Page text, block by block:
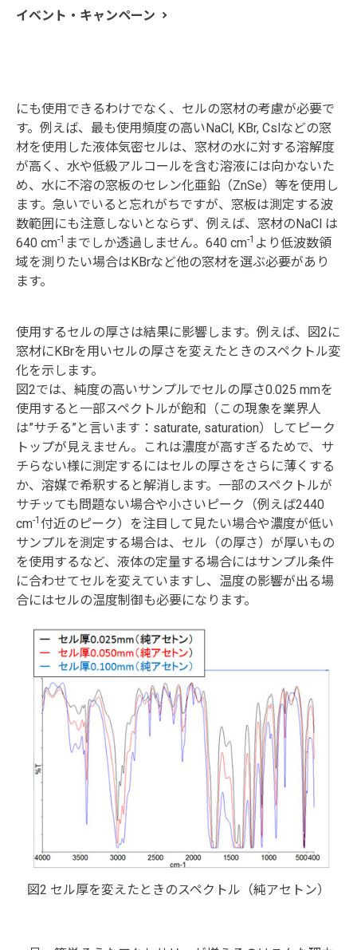
イベント・キャンペーン
この液体気密IRセルは、液体サンプルおよび溶液の定量
にも使用できるわけでなく、セルの窓材の考慮が必要で
す。例えば、最も使用頻度の高いNaCl, KBr, Cslなどの窓
材を使用した液体気密セルは、窓材の水に対する溶解度
が高く、水や低級アルコールを含む溶液には向かないた
め、水に不溶の窓板のセレン化亜鉛（ZnSe）等を使用し
ます。急いでいると忘れがちですが、窓板は測定する波
数範囲にも注意しないとならず、例えば、窓材のNaCl は
640 cm-1 までしか透過しません。640 cm-1 より低波数領
域を測りたい場合はKBrなど他の窓材を選ぶ必要があり
ます。
使用するセルの厚さは結果に影響します。例えば、図2に
窓材にKBrを用いセルの厚さを変えたときのスペクトル変
化を示します。
図2では、純度の高いサンプルでセルの厚さ0.025 mmを
使用すると一部スペクトルが飽和（この現象を業界人
は”サチる”と言います：saturate, saturation）してピーク
トップが見えません。これは濃度が高すぎるためで、サ
チらない様に測定するにはセルの厚さをさらに薄くする
か、溶媒で希釈すると解消します。一部のスペクトルが
サチッても問題ない場合や小さいピーク（例えば2440
cm-1 付近のピーク）を注目して見たい場合や濃度が低い
サンプルを測定する場合は、セル（の厚さ）が厚いもの
を使用するなど、液体の定量する場合にはサンプル条件
に合わせてセルを変えていますし、温度の影響が出る場
合にはセルの温度制御も必要になります。
図2 セル厚を変えたときのスペクトル（純アセトン）